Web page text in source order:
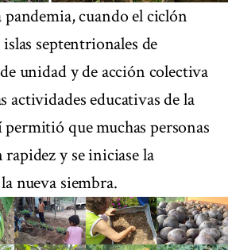
cuando el ciclón
septentrionales de
unidad y de acción colectiva
actividades educativas de la
permitió que muchas personas
y se iniciase la
nueva siembra.